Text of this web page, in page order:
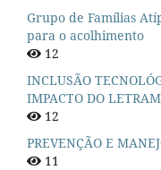
Grupo de Famílias
para o acolhimento
12
INCLUSÃO
IMPACTO DO
12
PREVENÇÃO E
11